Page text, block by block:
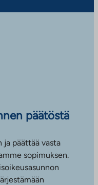
päätöstä
päättää vasta
sopimuksen.